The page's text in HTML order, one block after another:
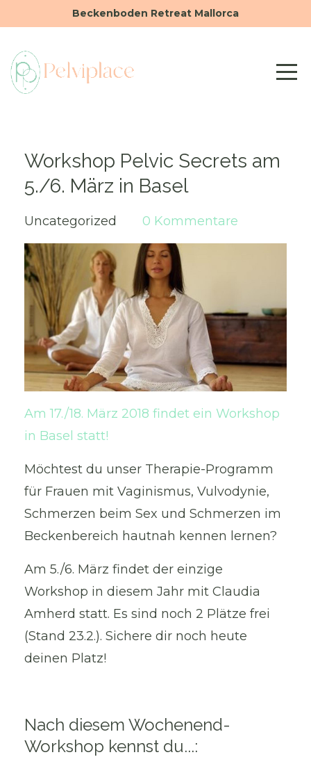
Beckenboden Retreat Mallorca
Workshop Pelvic Secrets am
5./6. März in Basel
Uncategorized 0 Kommentare
Am 17./18. März 2018 findet ein Workshop
in Basel statt!
Möchtest du unser Therapie-Programm
für Frauen mit Vaginismus, Vulvodynie,
Schmerzen beim Sex und Schmerzen im
Beckenbereich hautnah kennen lernen?
Am 5./6. März findet der einzige
Workshop in diesem Jahr mit Claudia
Amherd statt. Es sind noch 2 Plätze frei
(Stand 23.2.). Sichere dir noch heute
deinen Platz!
Nach diesem Wochenend-
Workshop kennst du...: